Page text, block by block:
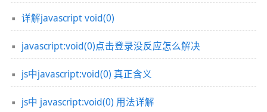
详解javascript void(0)
javascript:void(0)点击登录没反应怎么解决
js中javascript:void(0) 真正含义
js中 javascript:void(0) 用法详解